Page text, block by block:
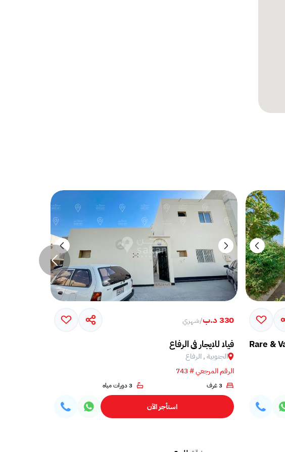
Rare &
330 د.ب /شهري
فيلا للايجار في الرفاع
الجنوبية , الرفاع
الرقم المرجعي # 743
3 غرف 3 دورات مياه
استأجر الآن